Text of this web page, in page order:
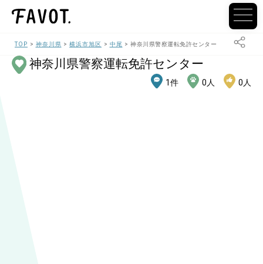
TOP 神奈川県 横浜市旭区 中尾 神奈川県警察運転免許センター
神奈川県警察運転免許センター
1件 0 人 0 人